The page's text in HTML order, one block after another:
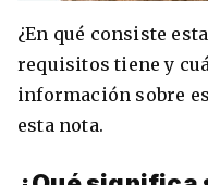
¿En qué consiste
requisitos tiene y
información sobre
esta nota.